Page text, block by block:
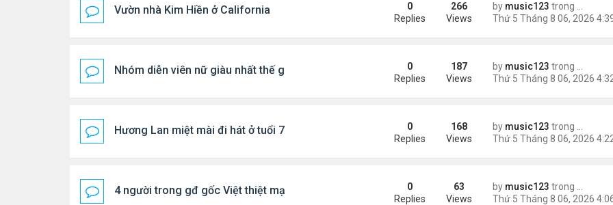
Vườn nhà Kim Hiền ở California by music123 trong
0
Replies
266
Views
Nhóm diễn viên nữ giàu nhất thế giới by music123 trong
0
Replies
187
Views
Hương Lan miệt mài đi hát ở tuổi 70 by music123 trong
0
Replies
168
Views
4 người trong gđ gốc Việt thiệt mạng vì tai nạn xe hơi by music123 trong
0
Replies
63
Views